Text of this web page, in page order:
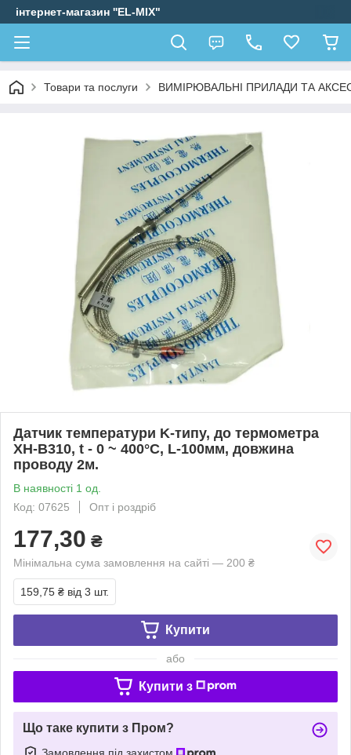
інтернет-магазин ''EL-MIX"
Товари та послуги ВИМІРЮВАЛЬНІ ПРИЛАДИ ТА
Датчик температури K-типу, до термометра
XH-B310, t - 0 ~ 400°C, L-100мм, довжина
проводу 2м.
В наявності 1 од.
Код: 07625
Опт і роздріб
177,30 ₴
Мінімальна сума замовлення на сайті — 200 ₴
159,75 ₴ від 3 шт.
Купити
або
Купити з
Що таке купити з Пром?
Замовлення під захистом